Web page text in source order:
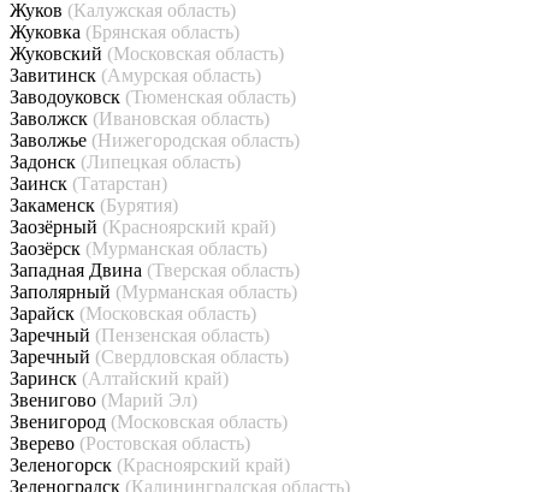
Жуков (Калужская область)
Жуковка (Брянская область)
Жуковский (Московская область)
Завитинск (Амурская область)
Заводоуковск (Тюменская область)
Заволжск (Ивановская область)
Заволжье (Нижегородская область)
Задонск (Липецкая область)
Заинск (Татарстан)
Закаменск (Бурятия)
Заозёрный (Красноярский край)
Заозёрск (Мурманская область)
Западная Двина (Тверская область)
Заполярный (Мурманская область)
Зарайск (Московская область)
Заречный (Пензенская область)
Заречный (Свердловская область)
Заринск (Алтайский край)
Звенигово (Марий Эл)
Звенигород (Московская область)
Зверево (Ростовская область)
Зеленогорск (Красноярский край)
Зеленоградск (Калининградская область)